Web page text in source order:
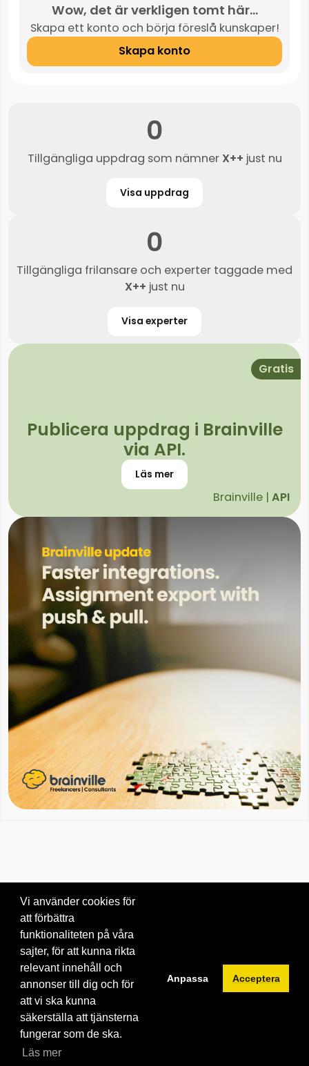
Wow, det är verkligen tomt här...
Skapa ett konto och börja föreslå kunskaper!
Skapa konto
0
Tillgängliga uppdrag som nämner X++ just nu
Visa uppdrag
0
Tillgängliga frilansare och experter taggade med
X++ just nu
Visa experter
Gratis
Publicera uppdrag i Brainville
via API.
Läs mer
Brainville |API
© 2026 Brainville AB. |Villkor för tjänsten
Byt språk:
Vi använder cookies för
att förbättra
funktionaliteten på våra
sajter, för att kunna rikta
relevant innehåll och
annonser till dig och för
att vi ska kunna
säkerställa att tjänsterna
fungerar som de ska.
Läs mer
Anpassa Acceptera